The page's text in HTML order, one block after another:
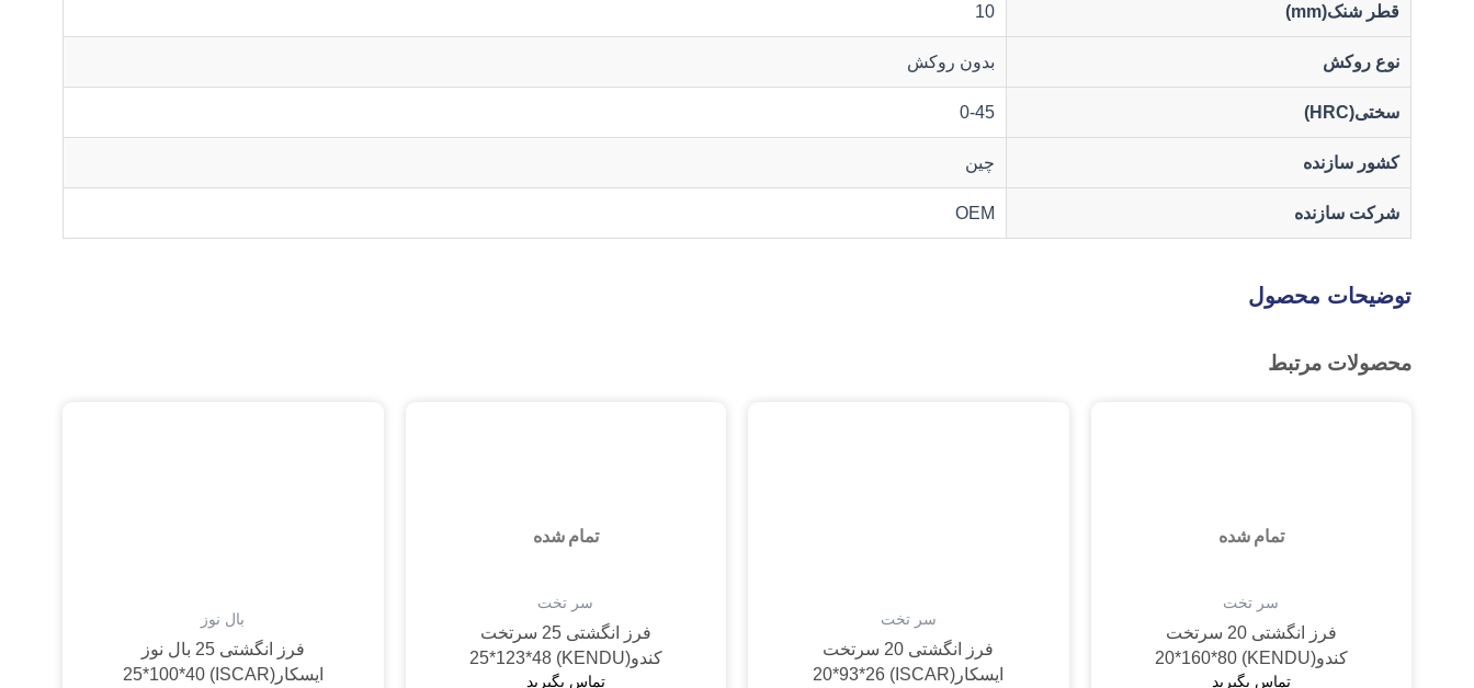
قطر شنک(mm) 10
نوع روکش بدون روکش
سختی(HRC) 0-45
کشور سازنده چین
شرکت سازنده OEM
توضیحات محصول
محصولات مرتبط
تمام شده
سر تخت
فرز انگشتی 20 سرتخت
کندو(KENDU) 20*160*80
تماس بگیرید
سر تخت
فرز انگشتی 20 سرتخت
ایسکار(ISCAR) 20*93*26
تمام شده
سر تخت
فرز انگشتی 25 سرتخت
کندو(KENDU) 25*123*48
تماس بگیرید
بال نوز
فرز انگشتی 25 بال نوز
ایسکار(ISCAR) 25*100*40